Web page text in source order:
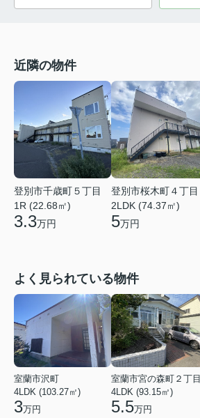
近隣の物件
登別市千歳町５丁目
1R (22.68㎡)
3.3万円
登別市桜木町４丁目
2LDK (74.37㎡)
5万円
よく見られている物件
室蘭市沢町
4LDK (103.27㎡)
3万円
室蘭市宮の森町２丁目
4LDK (93.15㎡)
5.5万円